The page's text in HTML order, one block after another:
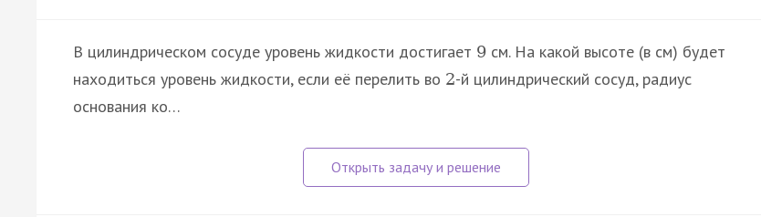
В цилиндрическом сосуде уровень жидкости достигает 9 см. На какой высоте (в см) будет
находиться уровень жидкости, если её перелить во 2-й цилиндрический сосуд, радиус
основания ко…